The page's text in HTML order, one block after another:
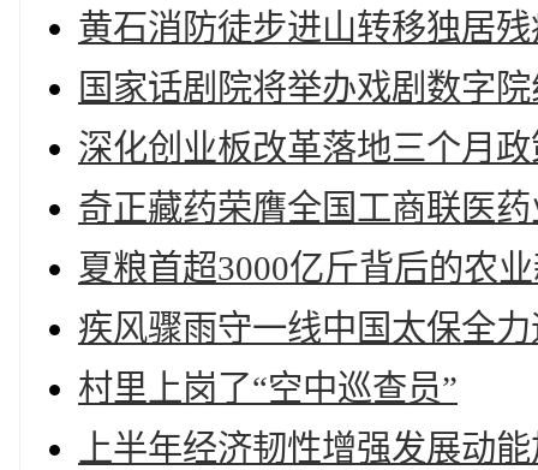
黄石消防徒步进山转移独居
国家话剧院将举办戏剧数字
深化创业板改革落地三个月
奇正藏药荣膺全国工商联医
夏粮首超3000亿斤背后的农
疾风骤雨守一线中国太保全力
村里上岗了“空中巡查员”
上半年经济韧性增强发展动